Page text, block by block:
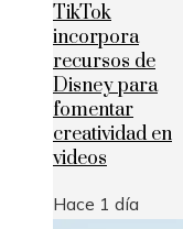
TikTok
incorpora
recursos de
Disney para
fomentar
creatividad en
videos
Hace 1 día